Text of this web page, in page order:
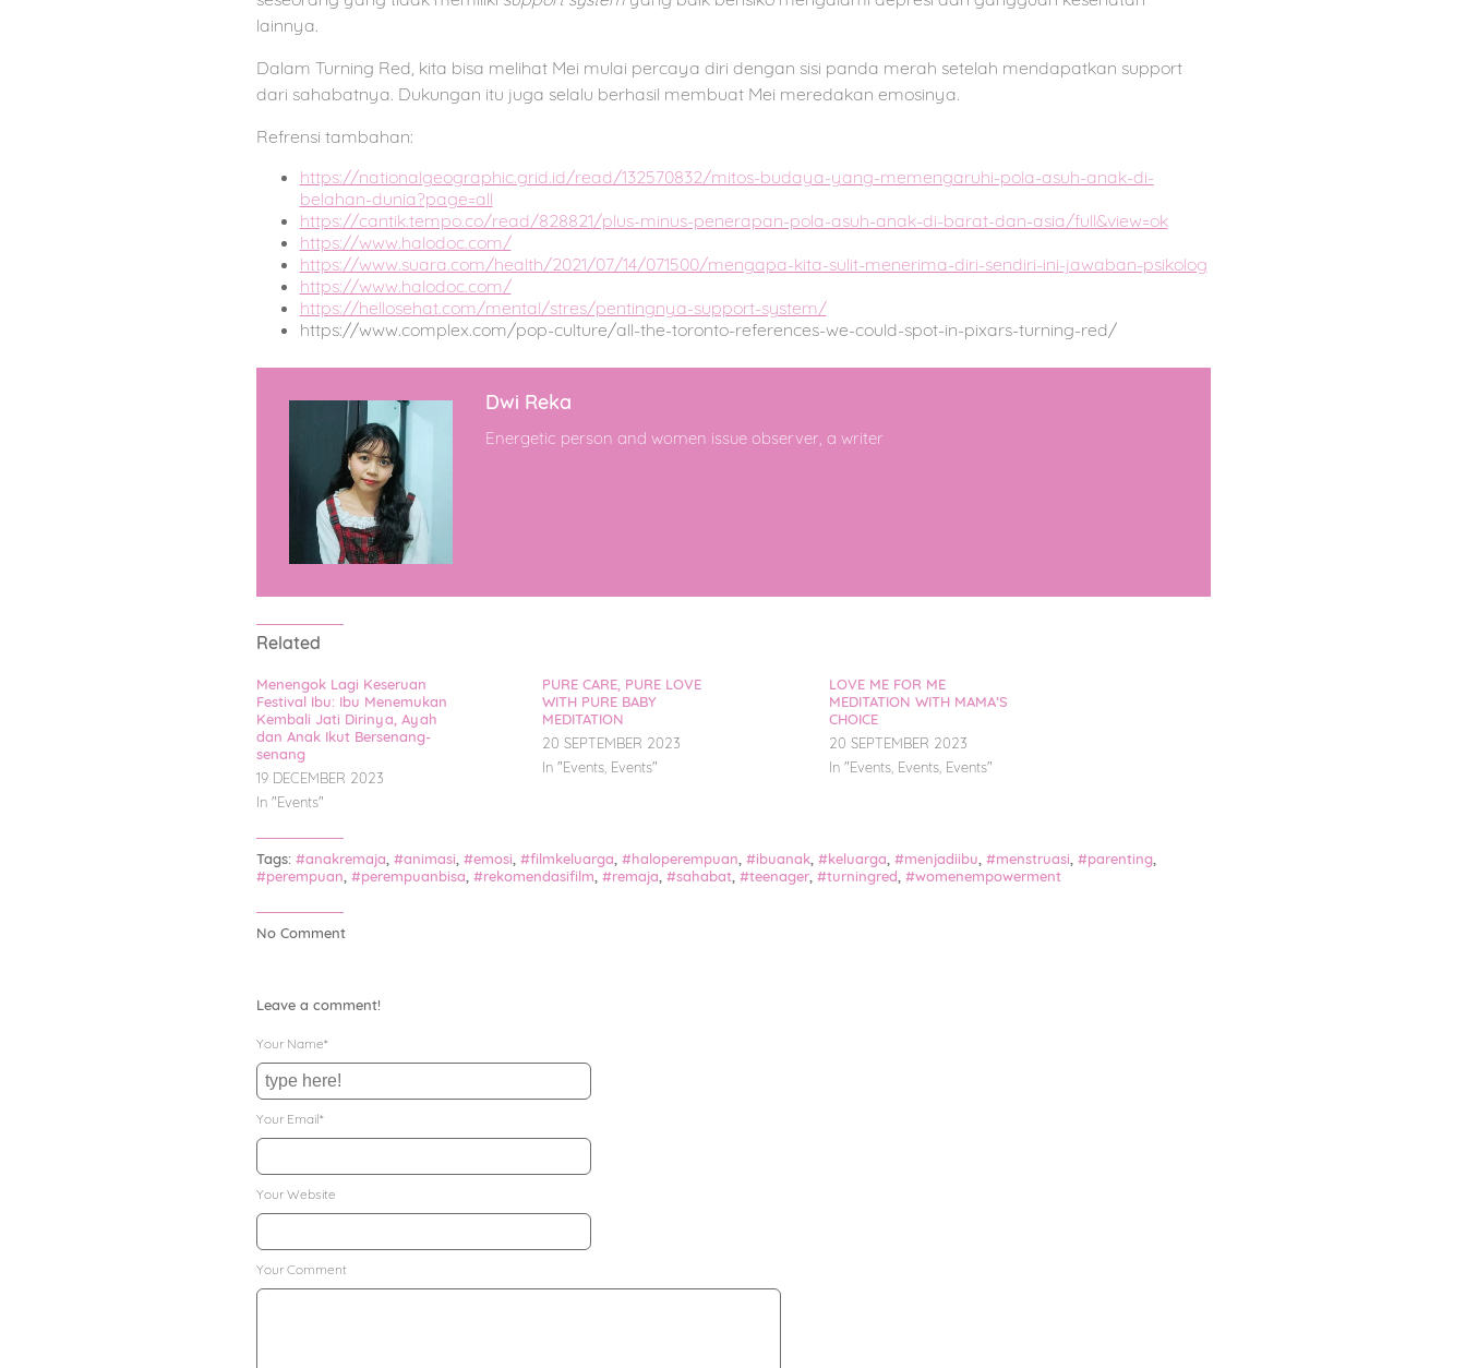
lainnya.
Dalam Turning Red, kita bisa melihat Mei mulai percaya diri dengan sisi panda merah setelah mendapatkan support
dari sahabatnya. Dukungan itu juga selalu berhasil membuat Mei meredakan emosinya.
Refrensi tambahan:
https://nationalgeographic.grid.id/read/132570832/mitos-budaya-yang-memengaruhi-pola-asuh-anak-di-
belahan-dunia?page=all
https://cantik.tempo.co/read/828821/plus-minus-penerapan-pola-asuh-anak-di-barat-dan-asia/full&view=ok
https://www.halodoc.com/
https://www.suara.com/health/2021/07/14/071500/mengapa-kita-sulit-menerima-diri-sendiri-ini-jawaban-psikolog
https://www.halodoc.com/
https://hellosehat.com/mental/stres/pentingnya-support-system/
https://www.complex.com/pop-culture/all-the-toronto-references-we-could-spot-in-pixars-turning-red/
Dwi Reka
Energetic person and women issue observer, a writer
Related
Menengok Lagi Keseruan
Festival Ibu: Ibu Menemukan
Kembali Jati Dirinya, Ayah
dan Anak Ikut Bersenang-
senang
19 DECEMBER 2023
In "Events"
PURE CARE, PURE LOVE
WITH PURE BABY
MEDITATION
20 SEPTEMBER 2023
In "Events Events"
LOVE ME FOR ME
MEDITATION WITH MAMA’S
CHOICE
20 SEPTEMBER 2023
In "Events, Events, Events"
Tags: #anakremaja #animasi #emosi #filmkeluarga #haloperempuan #ibuanak, #keluarga #menjadiibu #menstruasi #parenting,
#perempuan #perempuanbisa #rekomendasifilm #remaja #sahabat, #teenager, #turningred #womenempowerment
No Comment
Leave a comment!
Your Name*
Your Email*
Your Website
Your Comment